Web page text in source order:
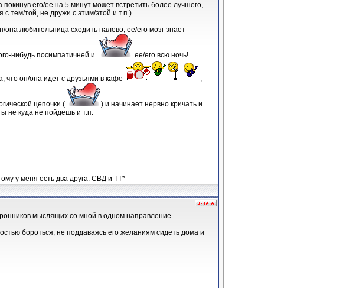
его/ее на 5 минут может встретить более лучшего,
тем/той, не дружи с этим/этой и т.п.)
любительница сходить налево, ее/его мозг знает
нибудь посимпатичней и ее/его всю ночь!
что он/она идет с друзьями в кафе ,
цепочки (
) и начинает нервно кричать и
не куда не пойдешь и т.п.
у меня есть два друга: СВД и ТТ*
мыслящих со мной в одном направление.
бороться, не поддаваясь его желаниям сидеть дома и